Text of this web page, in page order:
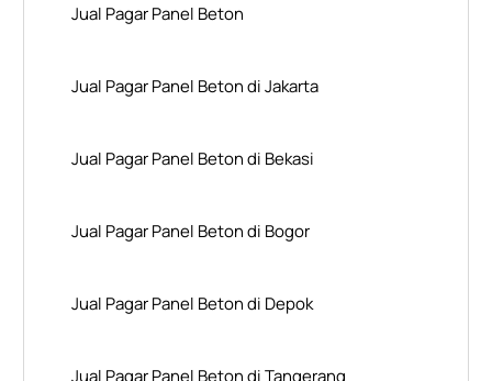
Jual Pagar Panel Beton
Jual Pagar Panel Beton di Jakarta
Jual Pagar Panel Beton di Bekasi
Jual Pagar Panel Beton di Bogor
Jual Pagar Panel Beton di Depok
Jual Pagar Panel Beton di Tangerang